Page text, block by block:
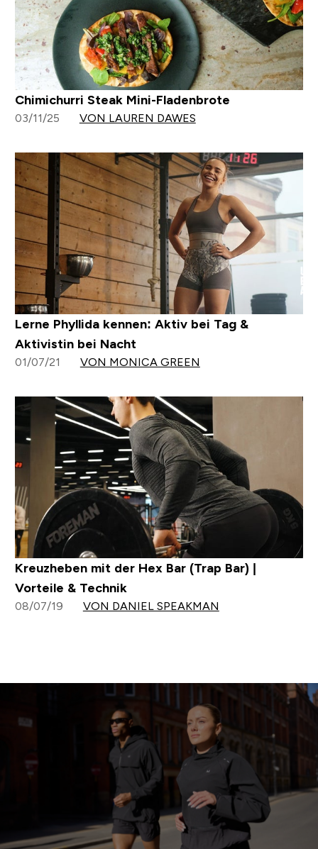
Chimichurri Steak Mini-Fladenbrote
03/11/25 VON LAUREN DAWES
Lerne Phyllida kennen: Aktiv bei Tag &
Aktivistin bei Nacht
01/07/21 VON MONICA GREEN
Kreuzheben mit der Hex Bar (Trap Bar) |
Vorteile & Technik
08/07/19 VON DANIEL SPEAKMAN